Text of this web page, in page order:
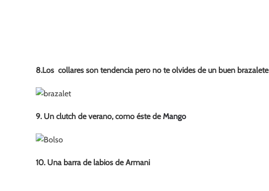
8.Los collares son tendencia pero no te olvides de un buen brazalete
9. Un clutch de verano, como éste deMango
10. Una barra de labios de Armani